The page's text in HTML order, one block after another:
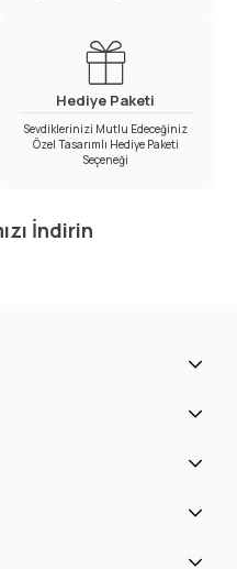
Hediye Paketi
Sevdiklerinizi Mutlu Edeceğiniz
Özel Tasarımlı Hediye Paketi
Seçeneği
İndirin